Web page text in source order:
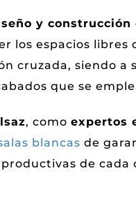
y construcción
los espacios
cruzada, siendo a
que se
, comoexpertos
blancas de
de cada